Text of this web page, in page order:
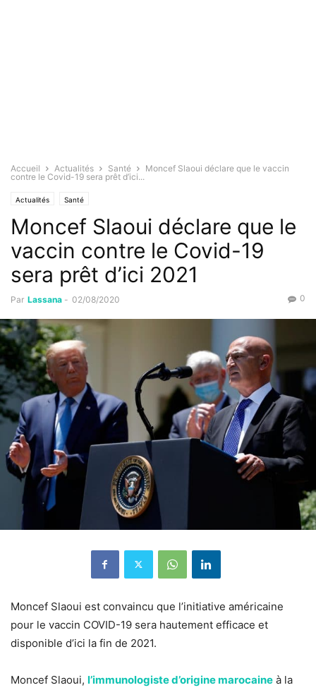
Accueil Actualités Santé
Moncef Slaoui déclare que le vaccin
contre le Covid-19 sera prêt d’ici...
Actualités Santé
Moncef Slaoui déclare que le
vaccin contre le Covid-19
sera prêt d’ici 2021
Par Lassana - 02/08/2020 0
Moncef Slaoui est convaincu que l’initiative américaine
pour le vaccin COVID-19 sera hautement efficace et
disponible d’ici la fin de 2021.
Moncef Slaoui, l’immunologiste d’origine marocaine à la